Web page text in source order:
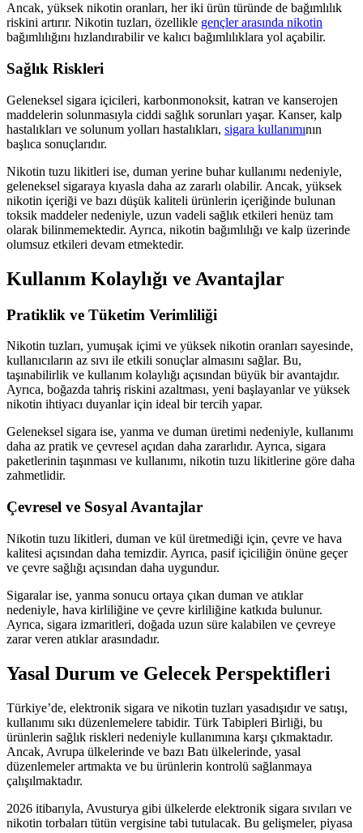
Ancak, yüksek nikotin oranları, her iki ürün türünde de bağımlılık
riskini artırır. Nikotin tuzları, özellikle gençler arasında nikotin
bağımlılığını hızlandırabilir ve kalıcı bağımlılıklara yol açabilir.
Sağlık Riskleri
Geleneksel sigara içicileri, karbonmonoksit, katran ve kanserojen
maddelerin solunmasıyla ciddi sağlık sorunları yaşar. Kanser, kalp
hastalıkları ve solunum yolları hastalıkları, sigara kullanımının
başlıca sonuçlarıdır.
Nikotin tuzu likitleri ise, duman yerine buhar kullanımı nedeniyle,
geleneksel sigaraya kıyasla daha az zararlı olabilir. Ancak, yüksek
nikotin içeriği ve bazı düşük kaliteli ürünlerin içeriğinde bulunan
toksik maddeler nedeniyle, uzun vadeli sağlık etkileri henüz tam
olarak bilinmemektedir. Ayrıca, nikotin bağımlılığı ve kalp üzerinde
olumsuz etkileri devam etmektedir.
Kullanım Kolaylığı ve Avantajlar
Pratiklik ve Tüketim Verimliliği
Nikotin tuzları, yumuşak içimi ve yüksek nikotin oranları sayesinde,
kullanıcıların az sıvı ile etkili sonuçlar almasını sağlar. Bu,
taşınabilirlik ve kullanım kolaylığı açısından büyük bir avantajdır.
Ayrıca, boğazda tahriş riskini azaltması, yeni başlayanlar ve yüksek
nikotin ihtiyacı duyanlar için ideal bir tercih yapar.
Geleneksel sigara ise, yanma ve duman üretimi nedeniyle, kullanımı
daha az pratik ve çevresel açıdan daha zararlıdır. Ayrıca, sigara
paketlerinin taşınması ve kullanımı, nikotin tuzu likitlerine göre daha
zahmetlidir.
Çevresel ve Sosyal Avantajlar
Nikotin tuzu likitleri, duman ve kül üretmediği için, çevre ve hava
kalitesi açısından daha temizdir. Ayrıca, pasif içiciliğin önüne geçer
ve çevre sağlığı açısından daha uygundur.
Sigaralar ise, yanma sonucu ortaya çıkan duman ve atıklar
nedeniyle, hava kirliliğine ve çevre kirliliğine katkıda bulunur.
Ayrıca, sigara izmaritleri, doğada uzun süre kalabilen ve çevreye
zarar veren atıklar arasındadır.
Yasal Durum ve Gelecek Perspektifleri
Türkiye’de, elektronik sigara ve nikotin tuzları yasadışıdır ve satışı,
kullanımı sıkı düzenlemelere tabidir. Türk Tabipleri Birliği, bu
ürünlerin sağlık riskleri nedeniyle kullanımına karşı çıkmaktadır.
Ancak, Avrupa ülkelerinde ve bazı Batı ülkelerinde, yasal
düzenlemeler artmakta ve bu ürünlerin kontrolü sağlanmaya
çalışılmaktadır.
2026 itibarıyla, Avusturya gibi ülkelerde elektronik sigara sıvıları ve
nikotin torbaları tütün vergisine tabi tutulacak. Bu gelişmeler, piyasa